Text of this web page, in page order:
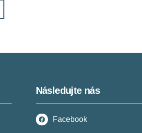
Následujte nás
Facebook